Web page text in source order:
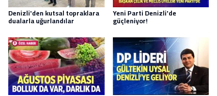
Denizli'den kutsal topraklara
dualarla uğurlandılar
Yeni Parti Denizli'de
güçleniyor!